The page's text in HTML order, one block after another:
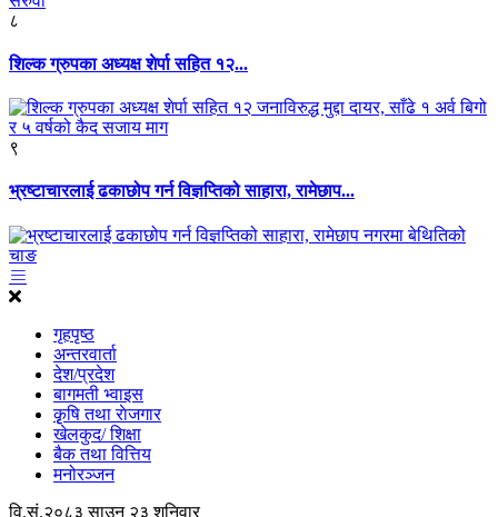
८
शिल्क ग्रुपका अध्यक्ष शेर्पा सहित १२...
९
भ्रष्टाचारलाई ढकाछोप गर्न विज्ञप्तिको साहारा, रामेछाप...
गृहपृष्ठ
अन्तरवार्ता
देश/प्रदेश
बागमती भ्वाइस
कृृषि तथा राेजगार
खेलकुद/ शिक्षा
बैक तथा वित्तिय
मनोरञ्जन
वि.सं.२०८३ साउन २३ शनिवार